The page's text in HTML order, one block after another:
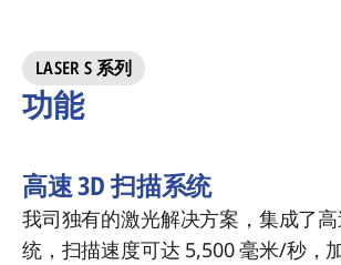
LASER S 系列
功能
高速 3D 扫描系统
我司独有的激光解决方案，集成了
统，扫描速度可达 5,500 毫米/秒，